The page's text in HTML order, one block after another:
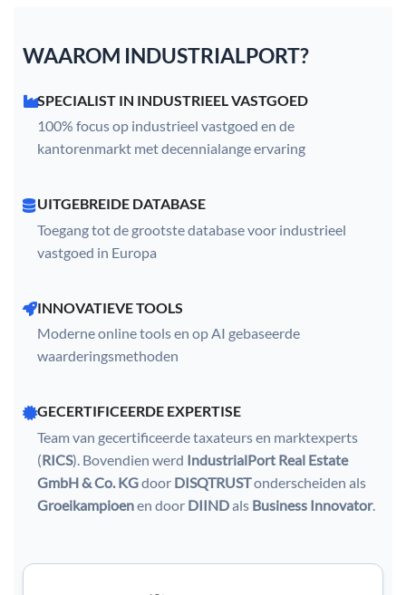
WAAROM INDUSTRIALPORT?
SPECIALIST IN INDUSTRIEEL VASTGOED
100% focus op industrieel vastgoed en de
kantorenmarkt met decennialange ervaring
UITGEBREIDE DATABASE
Toegang tot de grootste database voor industrieel
vastgoed in Europa
INNOVATIEVE TOOLS
Moderne online tools en op AI gebaseerde
waarderingsmethoden
GECERTIFICEERDE EXPERTISE
Team van gecertificeerde taxateurs en marktexperts
(RICS). Bovendien werd IndustrialPort Real Estate
GmbH & Co. KGdoor DISQTRUSTonderscheiden als
Groeikampioenen door DIINDals Business Innovator.